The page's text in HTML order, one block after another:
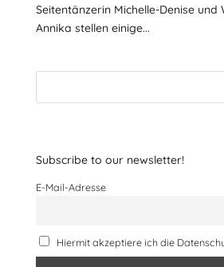
Seitentänzerin Michelle-Denise
Annika stellen einige...
Subscribe to our newsletter!
E-Mail-Adresse
Hiermit akzeptiere ich die